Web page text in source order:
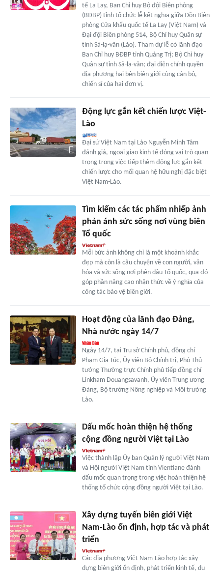
tế La Lay, Ban Chỉ huy Bộ đội Biên phòng
(BĐBP) tỉnh tổ chức lễ kết nghĩa giữa Đồn Biên
phòng Cửa khẩu quốc tế La Lay (Việt Nam) và
Đại đội Biên phòng 514, Bộ Chỉ huy Quân sự
tỉnh Sả-lạ-văn (Lào). Tham dự lễ có lãnh đạo
Ban Chỉ huy BĐBP tỉnh Quảng Trị; Bộ Chỉ huy
Quân sự tỉnh Sả-lạ-văn; đại diện chính quyền
địa phương hai bên biên giới cùng cán bộ,
chiến sĩ của hai đơn vị.
Động lực gắn kết chiến lược Việt-
Lào
Đại sứ Việt Nam tại Lào Nguyễn Minh Tâm
đánh giá, ngoại giao kinh tế đóng vai trò quan
trọng trong việc tiếp thêm động lực gắn kết
chiến lược cho mối quan hệ hữu nghị đặc biệt
Việt Nam-Lào.
Tìm kiếm các tác phẩm nhiếp ảnh
phản ánh sức sống nơi vùng biên
Tổ quốc
Mỗi bức ảnh không chỉ là một khoảnh khắc
đẹp mà còn là câu chuyện về con người, văn
hóa và sức sống nơi phên dậu Tổ quốc, qua đó
góp phần nâng cao nhận thức về ý nghĩa của
công tác bảo vệ biên giới.
Hoạt động của lãnh đạo Đảng,
Nhà nước ngày 14/7
Ngày 14/7, tại Trụ sở Chính phủ, đồng chí
Phạm Gia Túc, Ủy viên Bộ Chính trị, Phó Thủ
tướng Thường trực Chính phủ tiếp đồng chí
Linkham Douangsavanh, Ủy viên Trung ương
Đảng, Bộ trưởng Nông nghiệp và Môi trường
Lào.
Dấu mốc hoàn thiện hệ thống
cộng đồng người Việt tại Lào
Việc thành lập Ủy ban Quản lý người Việt Nam
và Hội người Việt Nam tỉnh Vientiane đánh
dấu mốc quan trọng trong việc hoàn thiện hệ
thống tổ chức cộng đồng người Việt tại Lào.
Xây dựng tuyến biên giới Việt
Nam-Lào ổn định, hợp tác và phát
triển
Các địa phương Việt Nam-Lào hợp tác xây
dựng biên giới ổn định, phát triển kinh tế, du